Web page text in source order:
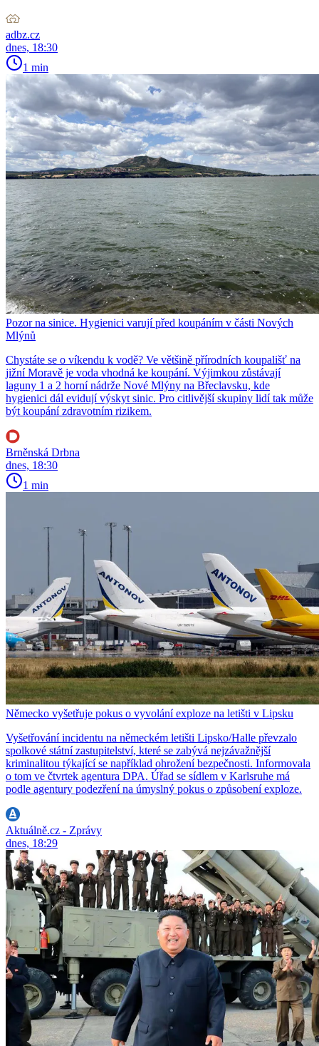
adbz.cz
dnes, 18:30
1 min
Pozor na sinice. Hygienici varují před koupáním v části Nových
Mlýnů
Chystáte se o víkendu k vodě? Ve většině přírodních koupališť na
jižní Moravě je voda vhodná ke koupání. Výjimkou zůstávají
laguny 1 a 2 horní nádrže Nové Mlýny na Břeclavsku, kde
hygienici dál evidují výskyt sinic. Pro citlivější skupiny lidí tak může
být koupání zdravotním rizikem.
Brněnská Drbna
dnes, 18:30
1 min
Německo vyšetřuje pokus o vyvolání exploze na letišti v Lipsku
Vyšetřování incidentu na německém letišti Lipsko/Halle převzalo
spolkové státní zastupitelství, které se zabývá nejzávažnější
kriminalitou týkající se například ohrožení bezpečnosti. Informovala
o tom ve čtvrtek agentura DPA. Úřad se sídlem v Karlsruhe má
podle agentury podezření na úmyslný pokus o způsobení exploze.
Aktuálně.cz - Zprávy
dnes, 18:29